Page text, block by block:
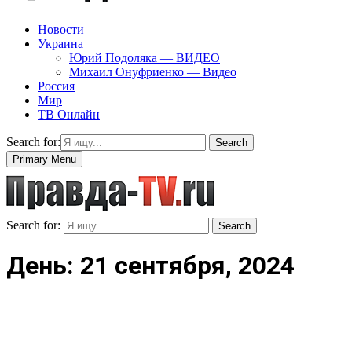
Новости
Украина
Юрий Подоляка — ВИДЕО
Михаил Онуфриенко — Видео
Россия
Мир
ТВ Онлайн
Search for:
Search
Primary Menu
Search for: Search
День: 21 сентября, 2024